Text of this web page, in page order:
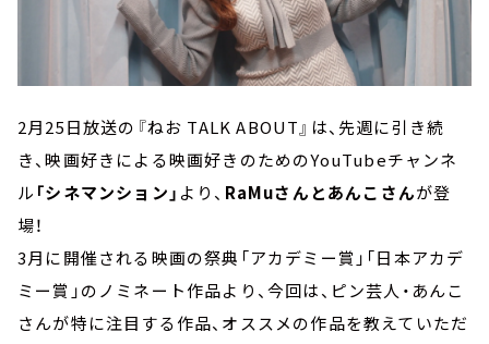
2月25日放送の『ねお TALK ABOUT』は、先週に引き続
き、映画好きによる映画好きのためのYouTubeチャンネ
ル 「シネマンション」 より、 RaMuさんとあんこさんが登
場！
3月に開催される映画の祭典「アカデミー賞」「日本アカデ
ミー賞」のノミネート作品より、今回は、ピン芸人・あんこ
さんが特に注目する作品、オススメの作品を教えていただ